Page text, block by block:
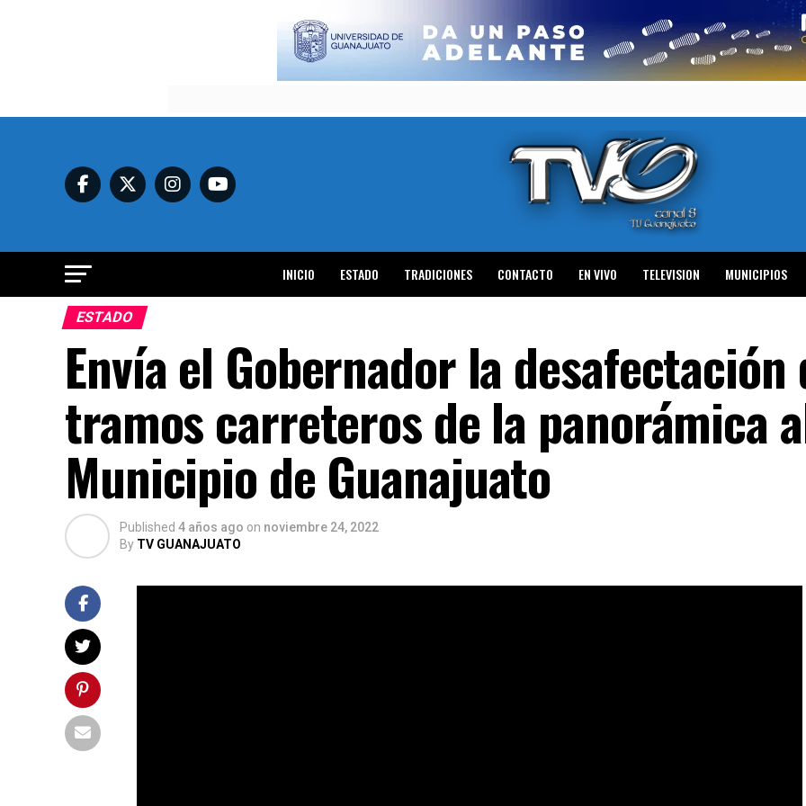
INICIO ESTADO TRADICIONES CONTACTO EN VIVO TELEVISION MUNICIPIOS
ESTADO
Envía el Gobernador la desafectación
tramos carreteros de la panorámica
Municipio de Guanajuato
Published 4 años ago on noviembre 24, 2022
By TV GUANAJUATO